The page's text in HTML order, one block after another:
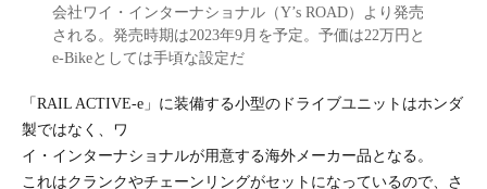
会社ワイ・インターナショナル（Y’s ROAD）より発売
される。発売時期は2023年9月を予定。予価は22万円と
e-Bikeとしては手頃な設定だ
「RAIL ACTIVE-e」に装備する小型のドライブユニットはホンダ
製ではなく、ワ
イ・インターナショナルが用意する海外メーカー品となる。
これはクランクやチェーンリングがセットになっているので、さ